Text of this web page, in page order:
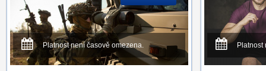
Platnost není časově omezena. Platnost